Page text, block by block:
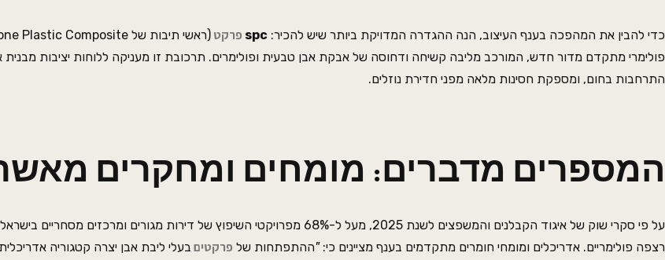
כדי להבין את המהפכה בענף העיצוב, הנה ההגדרה המדויקת ביותר שיש להכיר: spc פרקט
פולימרי מתקדם מדור חדש, המורכב מליבה קשיחה ודחוסה של אבקת אבן טבעית ופולימרים. תרכובת זו מעניקה ללוחות יציבות מבנית
התרחבות בחום, ומספקת חסינות מלאה מפני חדירת נוזלים.
המספרים מדברים: מומחים ומחקרים
על פי סקרי שוק של איגוד הקבלנים והמשפצים לשנת 2025, מעל ל-68% מפרויקטי השיפוץ של דירות מגורים ומרכזים
רצפה פולימריים. אדריכלים ומומחי חומרים מתקדמים בענף מציינים כי:"ההתפתחות של פרקטים בעלי ליבת אבן יצרה קטגוריה